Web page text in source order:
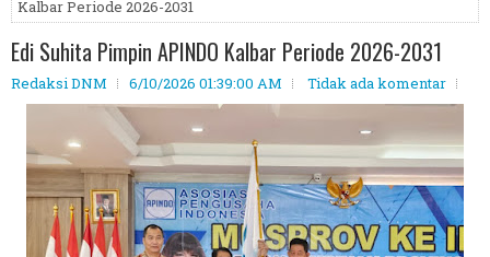
Kalbar Periode 2026-2031
Edi Suhita Pimpin APINDO Kalbar Periode 2026-2031
Redaksi DNM 6/10/2026 01:39:00 AM Tidak ada komentar